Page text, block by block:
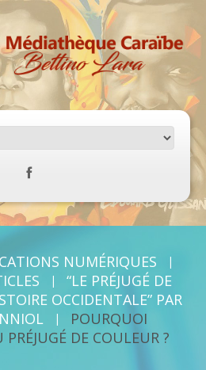
NUMÉRIQUES
“LE PRÉJUGÉ DE
OCCIDENTALE” PAR
POURQUOI
PRÉJUGÉ DE COULEUR ?